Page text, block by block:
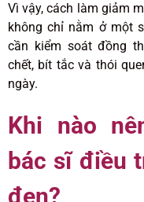
Vì vậy, cách làm giảm
không chỉ nằm ở một
cần kiểm soát đồng
chết, bít tắc và thói
ngày.
Khi nào
bác sĩ điều
đen?